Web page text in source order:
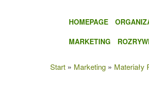
HOMEPAGE
MARKETING
Start » Marketing » Materiały